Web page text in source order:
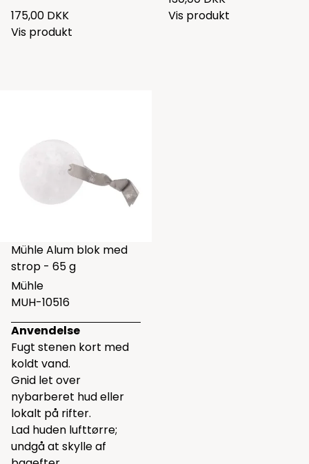
175,00 DKK
Vis produkt
Vis produkt
Mühle Alum blok med
strop - 65 g
Mühle
MUH-10516
Anvendelse
Fugt stenen kort med
koldt vand.
Gnid let over
nybarberet hud eller
lokalt på rifter.
Lad huden lufttørre;
undgå at skylle af